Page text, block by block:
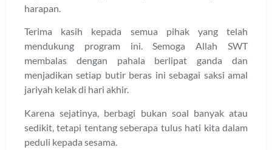
harapan.
Terima kasih kepada semua pihak yang telah
mendukung program ini. Semoga Allah SWT
membalas dengan pahala berlipat ganda dan
menjadikan setiap butir beras ini sebagai saksi amal
jariyah kelak di hari akhir.
Karena sejatinya, berbagi bukan soal banyak atau
sedikit, tetapi tentang seberapa tulus hati kita dalam
peduli kepada sesama.